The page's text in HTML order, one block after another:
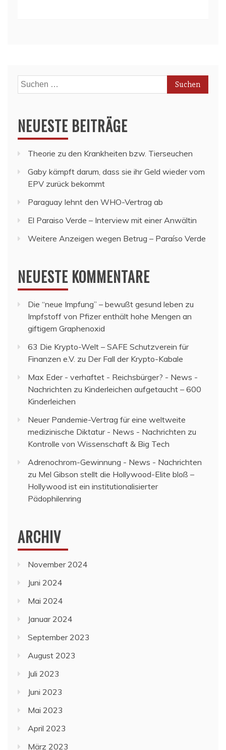
Suchen
nach:
NEUESTE BEITRÄGE
Theorie zu den Krankheiten bzw. Tierseuchen
Gaby kämpft darum, dass sie ihr Geld wieder vom
EPV zurück bekommt
Paraguay lehnt den WHO-Vertrag ab
El Paraiso Verde – Interview mit einer Anwältin
Weitere Anzeigen wegen Betrug – Paraíso Verde
NEUESTE KOMMENTARE
Die “neue Impfung” – bewußt gesund leben zu
Impfstoff von Pfizer enthält hohe Mengen an
giftigem Graphenoxid
63 Die Krypto-Welt – SAFE Schutzverein für
Finanzen e.V. zu Der Fall der Krypto-Kabale
Max Eder - verhaftet - Reichsbürger? - News -
Nachrichten zu Kinderleichen aufgetaucht – 600
Kinderleichen
Neuer Pandemie-Vertrag für eine weltweite
medizinische Diktatur - News - Nachrichten zu
Kontrolle von Wissenschaft & Big Tech
Adrenochrom-Gewinnung - News - Nachrichten
zu Mel Gibson stellt die Hollywood-Elite bloß –
Hollywood ist ein institutionalisierter
Pädophilenring
ARCHIV
November 2024
Juni 2024
Mai 2024
Januar 2024
September 2023
August 2023
Juli 2023
Juni 2023
Mai 2023
April 2023
März 2023